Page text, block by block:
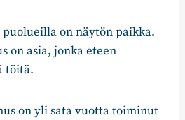
on näytön paikka.
on asia, jonka eteen
töitä.
on yli sata vuotta toiminut